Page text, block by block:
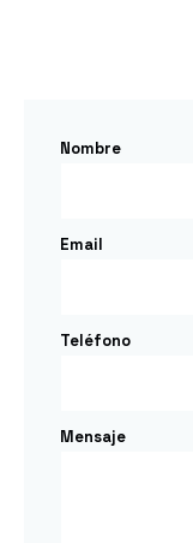
Nombre
Email
Teléfono
Mensaje